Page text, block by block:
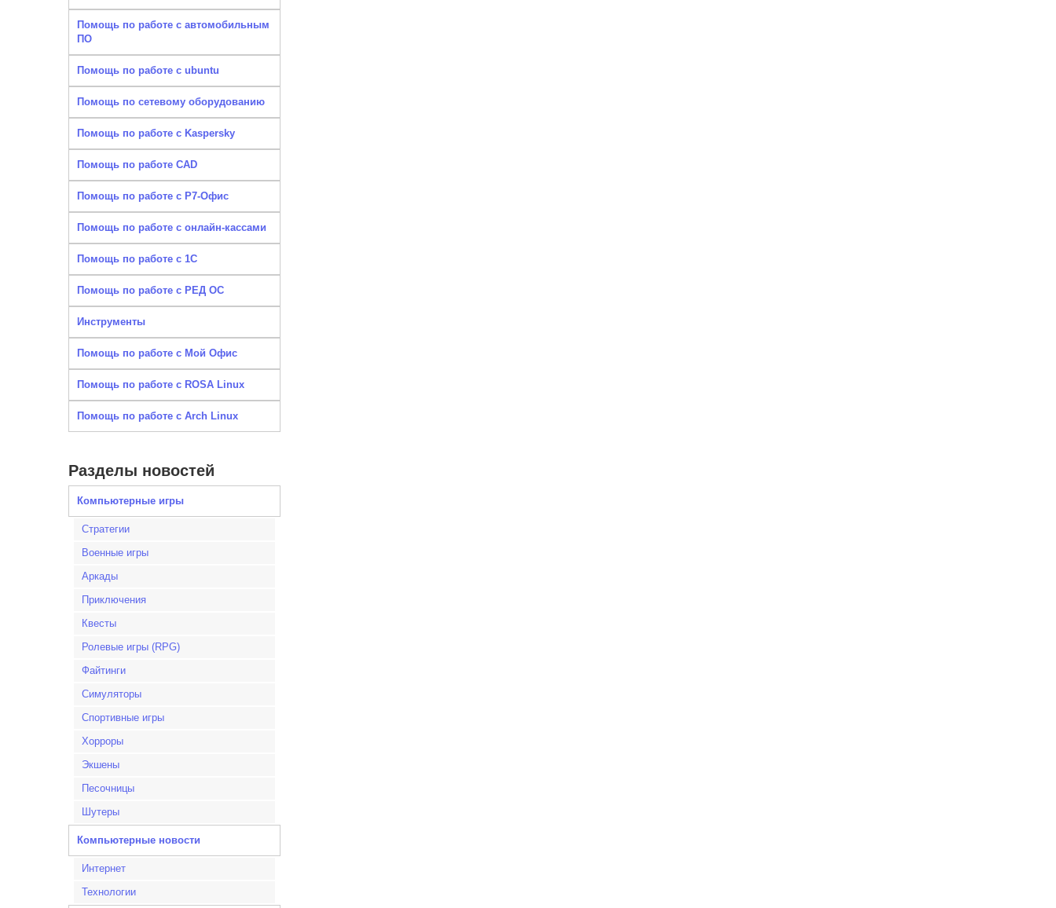
Помощь по работе с автомобильным
ПО
Помощь по работе с ubuntu
Помощь по сетевому оборудованию
Помощь по работе с Kaspersky
Помощь по работе CAD
Помощь по работе с Р7-Офис
Помощь по работе с онлайн-кассами
Помощь по работе с 1С
Помощь по работе с РЕД ОС
Инструменты
Помощь по работе с Мой Офис
Помощь по работе с ROSA Linux
Помощь по работе с Arch Linux
Разделы новостей
Компьютерные игры
Стратегии
Военные игры
Аркады
Приключения
Квесты
Ролевые игры (RPG)
Файтинги
Симуляторы
Спортивные игры
Хорроры
Экшены
Песочницы
Шутеры
Компьютерные новости
Интернет
Технологии